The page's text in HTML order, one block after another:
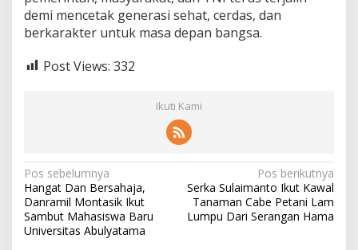
demi mencetak generasi sehat, cerdas, dan
berkarakter untuk masa depan bangsa.
Post Views: 332
Ikuti Kami
N
a
v
Pos sebelumnya
Hangat Dan Bersahaja,
Danramil Montasik Ikut
Sambut Mahasiswa Baru
Universitas Abulyatama
Pos berikutnya
Serka Sulaimanto Ikut Kawal
Tanaman Cabe Petani Lam
Lumpu Dari Serangan Hama